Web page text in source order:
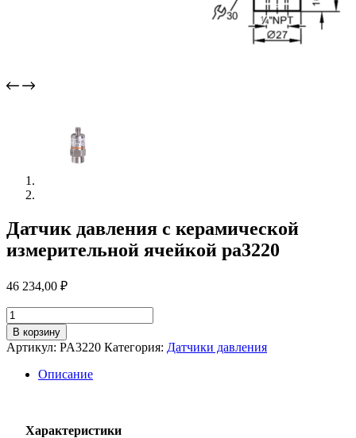
Датчик давления с керамической
измерительной ячейкой pa3220
46 234,00 ₽
Количество
товара
Датчик
давления
керамической
pa3220
В корзину
Артикул: PA3220 Категория: Датчики давления
Описание
Характеристики